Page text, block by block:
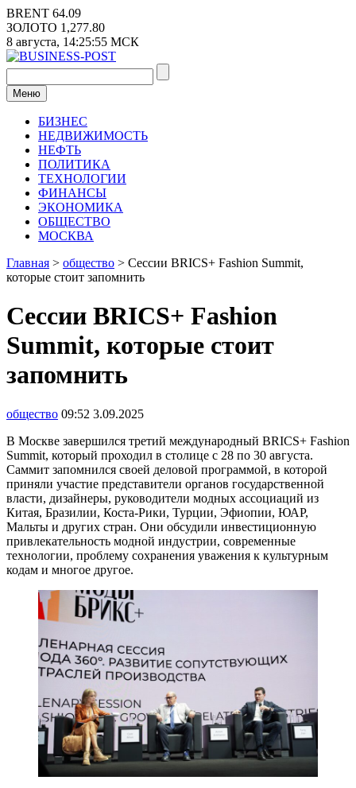
Перейти
к
содержимому
BRENT 64.09
ЗОЛОТО 1,277.80
8 августа, 14:25:56 МСК
Меню
БИЗНЕС
НЕДВИЖИМОСТЬ
НЕФТЬ
ПОЛИТИКА
ТЕХНОЛОГИИ
ФИНАНСЫ
ЭКОНОМИКА
ОБЩЕСТВО
МОСКВА
Главная > общество > Сессии BRICS+ Fashion Summit,
которые стоит запомнить
Сессии BRICS+ Fashion
Summit, которые стоит
запомнить
общество 09:52 3.09.2025
В Москве завершился третий международный BRICS+ Fashion
Summit, который проходил в столице с 28 по 30 августа.
Саммит запомнился своей деловой программой, в которой
приняли участие представители органов государственной
власти, дизайнеры, руководители модных ассоциаций из
Китая, Бразилии, Коста-Рики, Турции, Эфиопии, ЮАР,
Мальты и других стран. Они обсудили инвестиционную
привлекательность модной индустрии, современные
технологии, проблему сохранения уважения к культурным
кодам и многое другое.